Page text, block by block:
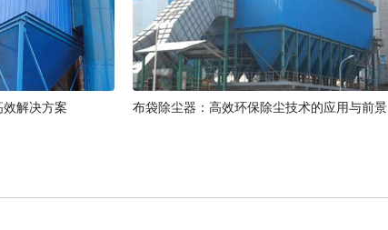
解决方案 布袋除尘器：高效环保除尘技术的应用与前景